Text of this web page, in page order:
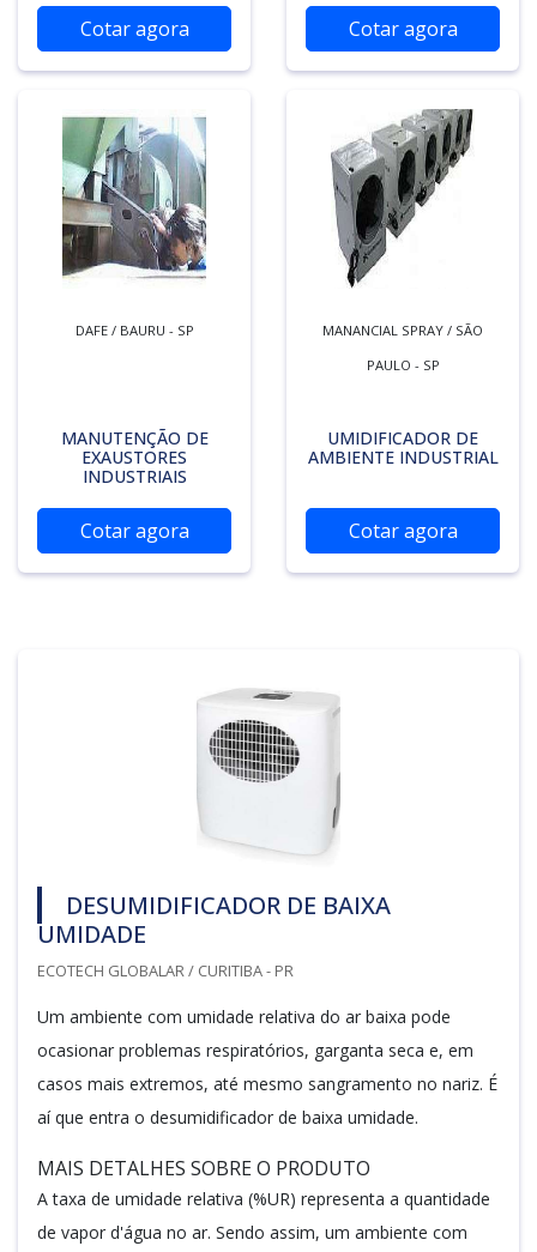
Cotar agora Cotar agora
DAFE / BAURU - SP
MANUTENÇÃO DE
EXAUSTORES
INDUSTRIAIS
Cotar agora
MANANCIAL SPRAY / SÃO
PAULO - SP
UMIDIFICADOR DE
AMBIENTE INDUSTRIAL
Cotar agora
DESUMIDIFICADOR DE BAIXA
UMIDADE
ECOTECH GLOBALAR / CURITIBA - PR
Um ambiente com umidade relativa do ar baixa pode
ocasionar problemas respiratórios, garganta seca e, em
casos mais extremos, até mesmo sangramento no nariz. É
aí que entra o desumidificador de baixa umidade.
MAIS DETALHES SOBRE O PRODUTO
A taxa de umidade relativa (%UR) representa a quantidade
de vapor d'água no ar. Sendo assim, um ambiente com